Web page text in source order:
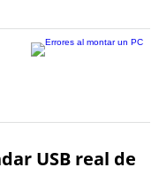
USB real de